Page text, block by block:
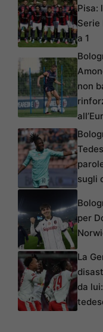
Pisa:
Serie
a 1
non
sugli
per
La
da